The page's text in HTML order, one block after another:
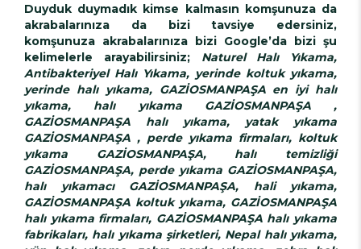
Duyduk duymadık kimse kalmasın komşunuza da
akrabalarınıza da bizi tavsiye edersiniz,
komşunuza akrabalarınıza bizi Google’da bizi şu
kelimelerle arayabilirsiniz; Naturel Halı Yıkama,
Antibakteriyel Halı Yıkama, yerinde koltuk yıkama,
yerinde halı yıkama, GAZİOSMANPAŞA en iyi halı
yıkama, halı yıkama GAZİOSMANPAŞA ,
GAZİOSMANPAŞA halı yıkama, yatak yıkama
GAZİOSMANPAŞA , perde yıkama firmaları, koltuk
yıkama GAZİOSMANPAŞA, halı temizliği
GAZİOSMANPAŞA, perde yıkama GAZİOSMANPAŞA,
halı yıkamacı GAZİOSMANPAŞA, hali yıkama,
GAZİOSMANPAŞA koltuk yıkama, GAZİOSMANPAŞA
halı yıkama firmaları, GAZİOSMANPAŞA halı yıkama
fabrikaları, halı yıkama şirketleri, Nepal halı yıkama,